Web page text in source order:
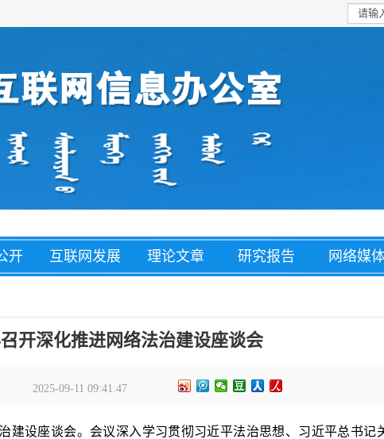
开 互联网发展 理论文章 研究报告 网络媒
骗
开深化推进网络法治建设座谈会
2025-09-11 09:41:47
建设座谈会。会议深入学习贯彻习近平法治思想、习近平总书记